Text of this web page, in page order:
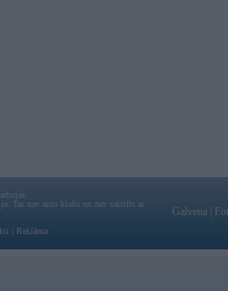
Tas nav auto klubs un nav saistīts ar
Reklāma
Galvena